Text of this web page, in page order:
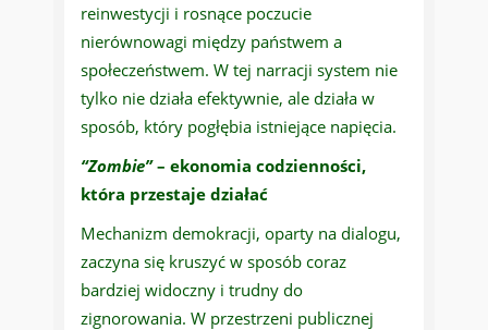
reinwestycji i rosnące poczucie
nierównowagi między państwem a
społeczeństwem. W tej narracji system nie
tylko nie działa efektywnie, ale działa w
sposób, który pogłębia istniejące napięcia.
“Zombie”– ekonomia codzienności,
która przestaje działać
Mechanizm demokracji, oparty na dialogu,
zaczyna się kruszyć w sposób coraz
bardziej widoczny i trudny do
zignorowania. W przestrzeni publicznej